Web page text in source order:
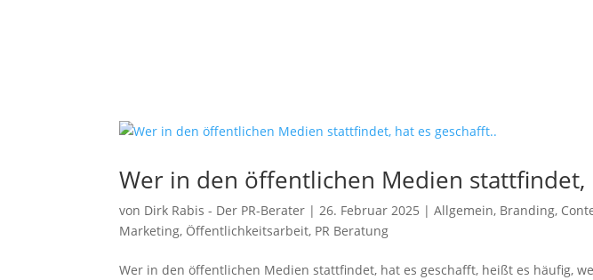
Wer in den öffentlichen Medien stattfindet,
von Dirk Rabis - Der PR-Berater |26. Februar 2025 |Allgemein, Branding,
Marketing, Öffentlichkeitsarbeit, PR Beratung
Wer in den öffentlichen Medien stattfindet, hat es geschafft, heißt es häufig,